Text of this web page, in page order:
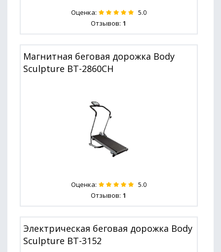
Оценка: 5.0
Отзывов: 1
Магнитная беговая дорожка Body
Sculpture BT-2860CH
Оценка: 5.0
Отзывов: 1
Электрическая беговая дорожка Body
Sculpture BT-3152